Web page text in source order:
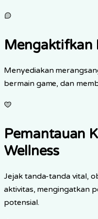
Mengaktifkan
Menyediakan
bermain game, dan
Pemantauan
Wellness
Jejak tanda-tanda vital,
aktivitas, mengingatkan
potensial.